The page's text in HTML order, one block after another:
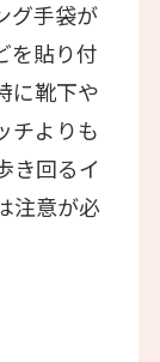
グ手袋が
を貼り付
に靴下や
チよりも
き回るイ
注意が必